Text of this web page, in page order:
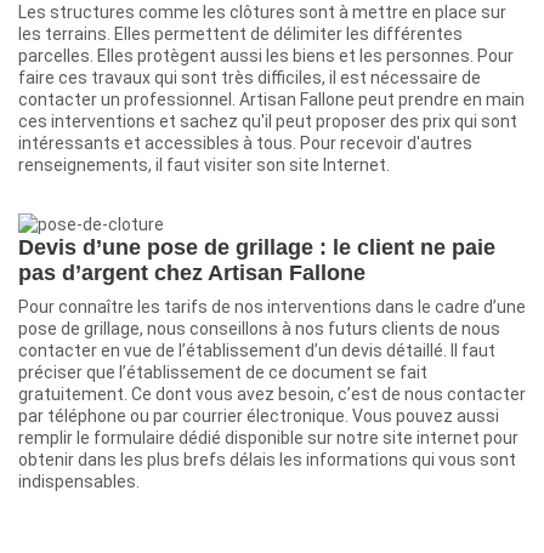
Les structures comme les clôtures sont à mettre en place sur
les terrains. Elles permettent de délimiter les différentes
parcelles. Elles protègent aussi les biens et les personnes. Pour
faire ces travaux qui sont très difficiles, il est nécessaire de
contacter un professionnel. Artisan Fallone peut prendre en main
ces interventions et sachez qu'il peut proposer des prix qui sont
intéressants et accessibles à tous. Pour recevoir d'autres
renseignements, il faut visiter son site Internet.
Devis d’une pose de grillage : le client ne paie
pas d’argent chez Artisan Fallone
Pour connaître les tarifs de nos interventions dans le cadre d’une
pose de grillage, nous conseillons à nos futurs clients de nous
contacter en vue de l’établissement d’un devis détaillé. Il faut
préciser que l’établissement de ce document se fait
gratuitement. Ce dont vous avez besoin, c’est de nous contacter
par téléphone ou par courrier électronique. Vous pouvez aussi
remplir le formulaire dédié disponible sur notre site internet pour
obtenir dans les plus brefs délais les informations qui vous sont
indispensables.